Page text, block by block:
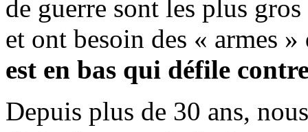
de guerre sont les plus
et ont besoin des « armes
est en bas qui défile
Depuis plus de 30 ans,